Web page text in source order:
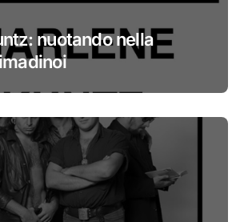
nuotando nella